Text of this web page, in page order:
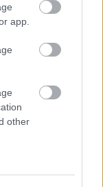
app.
other